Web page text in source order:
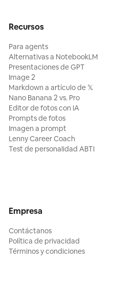
Recursos
Para agents
Alternativas a NotebookLM
Presentaciones de GPT
Image 2
Markdown a artículo de 𝕏
Nano Banana 2 vs. Pro
Editor de fotos con IA
Prompts de fotos
Imagen a prompt
Lenny Career Coach
Test de personalidad ABTI
Empresa
Contáctanos
Política de privacidad
Términos y condiciones